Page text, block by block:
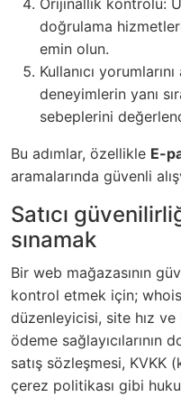
doğrulama
emin olun.
Kullanıcı
deneyimlerin yanı
sebeplerini
Bu adımlar, özellikle E-
aramalarında güvenli
Satıcı
sınamak
Bir web mağazasının
kontrol etmek için;
düzenleyicisi, site hız ve
ödeme sağlayıcılarının
satış sözleşmesi, KVKK
çerez politikası gibi